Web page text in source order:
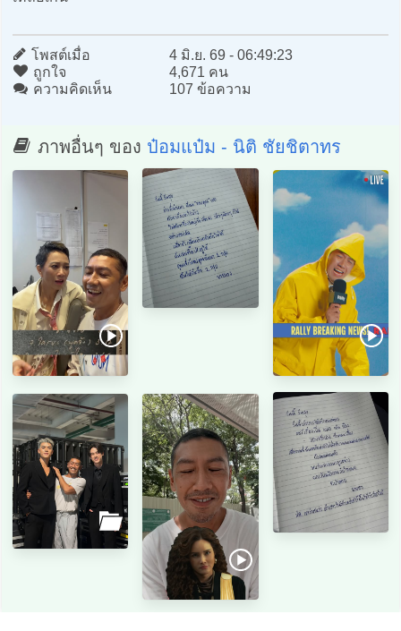
โพสต์เมื่อ
4 มิ.ย. 69 - 06:49:23
ถูกใจ
4,671 คน
ความคิดเห็น
107 ข้อความ
ภาพอื่นๆ ของ ป๋อมแป๋ม - นิติ ชัยชิตาทร